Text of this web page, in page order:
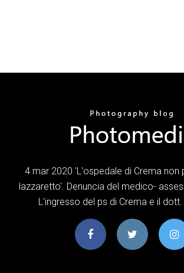
4 mar 2020 'L'ospedale di Crema non
lazzaretto'. Denuncia del medico-
L'ingresso del ps di Crema e il dott.